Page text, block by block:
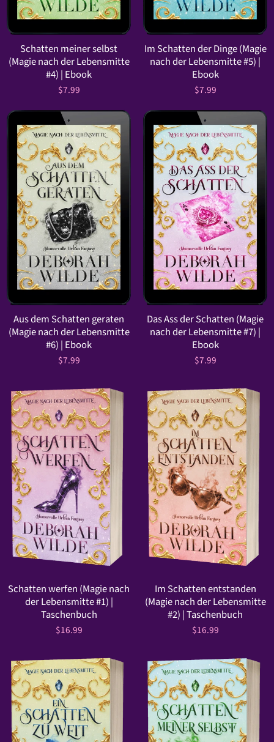
Schatten meiner selbst
(Magie nach der Lebensmitte
#4) | Ebook
$7.99
Im Schatten der Dinge (Magie
nach der Lebensmitte #5) |
Ebook
$7.99
Aus dem Schatten geraten
(Magie nach der Lebensmitte
#6) | Ebook
$7.99
Das Ass der Schatten (Magie
nach der Lebensmitte #7) |
Ebook
$7.99
Schatten werfen (Magie nach
der Lebensmitte #1) |
Taschenbuch
$16.99
Im Schatten entstanden
(Magie nach der Lebensmitte
#2) | Taschenbuch
$16.99